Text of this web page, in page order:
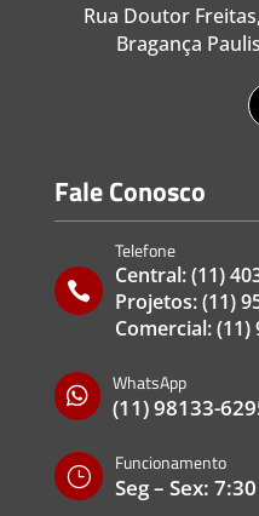
Rua Doutor
Bragança
Fale Conosco

Telefone
Central:(11)
Projetos:(11)
Comercial:(11)

WhatsApp
(11) 98133-
}
Funcionamento
Seg – Sex: